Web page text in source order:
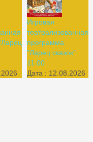
Игровая
театрализованная
программа
"Ларец сказок"
11:00
Дата : 12.08.2026